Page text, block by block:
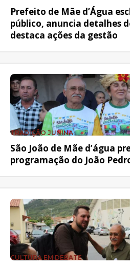
Prefeito de Mãe d’Água
público, anuncia detalhes
destaca ações da gestão
TRADIÇÃO JUNINA
São João de Mãe d’água
programação do João
CULTURA EM DEBATE